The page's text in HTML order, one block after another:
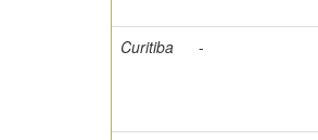
Curitiba
-